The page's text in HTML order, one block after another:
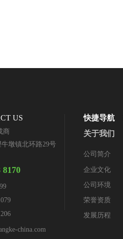
US
商
墩镇北环路29号
8170
china.com
快捷导航
关于我们
公司简介
企业文化
公司环境
荣誉资质
发展历程